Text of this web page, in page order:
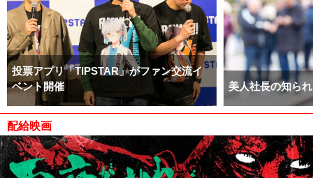
投票アプリ「TIPSTAR」がファン交流イ
ベント開催
美人社長の知ら
配給映画